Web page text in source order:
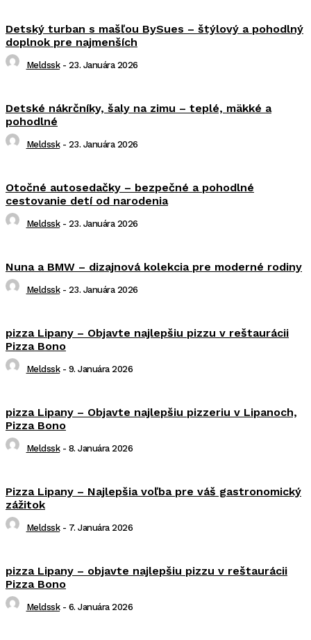
Detský turban s mašľou BySues – štýlový a pohodlný
doplnok pre najmenších
Meldssk - 23. Januára 2026
Detské nákrčníky, šaly na zimu – teplé, mäkké a
pohodlné
Meldssk - 23. Januára 2026
Otočné autosedačky – bezpečné a pohodlné
cestovanie detí od narodenia
Meldssk - 23. Januára 2026
Nuna a BMW – dizajnová kolekcia pre moderné rodiny
Meldssk - 23. Januára 2026
pizza Lipany – Objavte najlepšiu pizzu v reštaurácii
Pizza Bono
Meldssk - 9. Januára 2026
pizza Lipany – Objavte najlepšiu pizzeriu v Lipanoch,
Pizza Bono
Meldssk - 8. Januára 2026
Pizza Lipany – Najlepšia voľba pre váš gastronomický
zážitok
Meldssk - 7. Januára 2026
pizza Lipany – objavte najlepšiu pizzu v reštaurácii
Pizza Bono
Meldssk - 6. Januára 2026